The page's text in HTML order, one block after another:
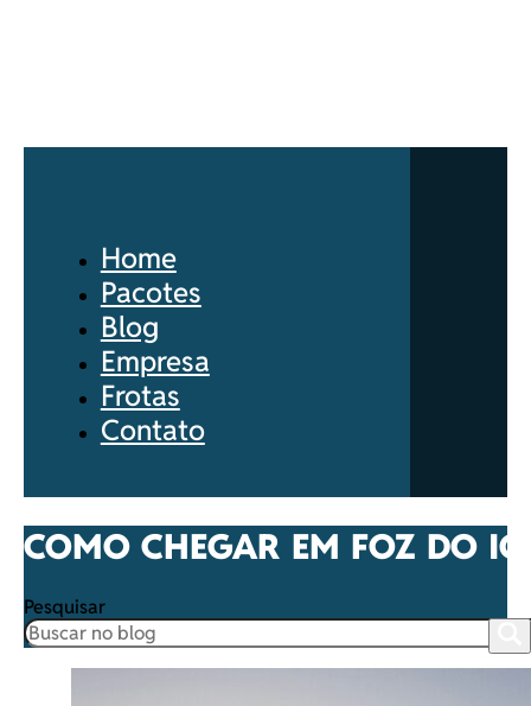
Home
Pacotes
Blog
Empresa
Frotas
Contato
COMO CHEGAR EM FOZ DO
Pesquisar